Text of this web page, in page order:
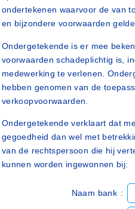
ondertekenen waarvoor de van
en bijzondere voorwaarden
Ondergetekende is er mee
voorwaarden schadeplichtig is,
medewerking te verlenen.
hebben genomen van de
verkoopvoorwaarden.
Ondergetekende verklaart dat
gegoedheid dan wel met
van de rechtspersoon die hij
kunnen worden ingewonnen bij:
Naam bank :